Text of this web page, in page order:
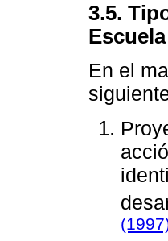
3.5.
En el